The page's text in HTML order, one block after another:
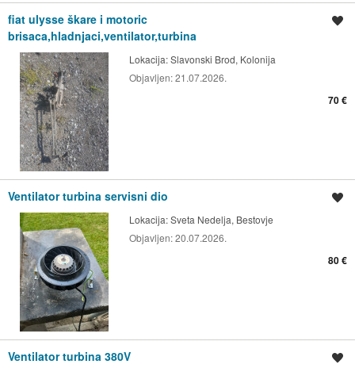
fiat ulysse škare i motoric
brisaca,hladnjaci,ventilator,turbina
Lokacija:Slavonski Brod, Kolonija
Objavljen:21.07.2026.
70 €
Ventilator turbina servisni dio
Lokacija:Sveta Nedelja, Bestovje
Objavljen:20.07.2026.
80 €
Ventilator turbina 380V